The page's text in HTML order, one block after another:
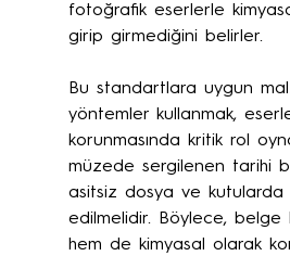
fotoğrafik eserlerle
girip girmediğini belirler.
Bu standartlara uygun
yöntemler kullanmak,
korunmasında kritik rol
müzede sergilenen tarihi
asitsiz dosya ve kutularda
edilmelidir. Böylece, belge
hem de kimyasal olarak